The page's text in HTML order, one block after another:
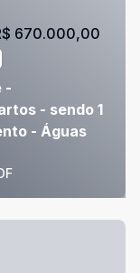
-
- sendo 1
- Águas
670.000,00